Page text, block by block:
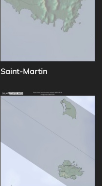
Saint-Martin